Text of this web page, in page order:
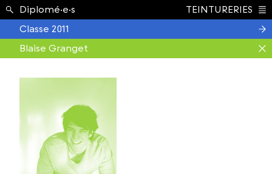
Étudiant.e.s ›
Diplomé·e·s
TEINTURERIES
Classe 2011
Blaise Granget